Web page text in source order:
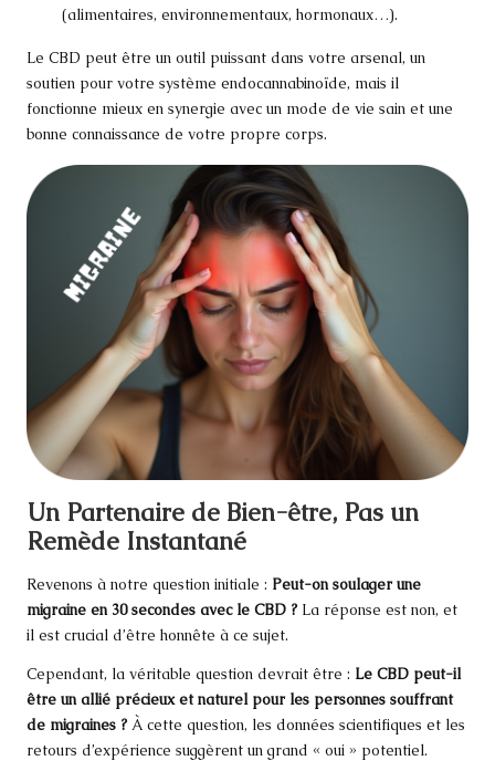
(alimentaires, environnementaux, hormonaux…).
Le CBD peut être un outil puissant dans votre arsenal, un
soutien pour votre système endocannabinoïde, mais il
fonctionne mieux en synergie avec un mode de vie sain et une
bonne connaissance de votre propre corps.
Un Partenaire de Bien-être, Pas un
Remède Instantané
Revenons à notre question initiale : Peut-on soulager une
migraine en 30 secondes avec le CBD ? La réponse est non, et
il est crucial d’être honnête à ce sujet.
Cependant, la véritable question devrait être : Le CBD peut-il
être un allié précieux et naturel pour les personnes souffrant
de migraines ? À cette question, les données scientifiques et les
retours d’expérience suggèrent un grand « oui » potentiel.